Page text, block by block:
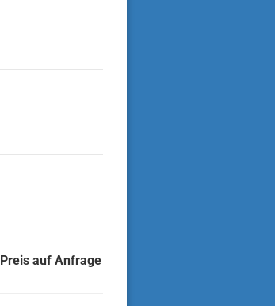
Preis auf Anfrage